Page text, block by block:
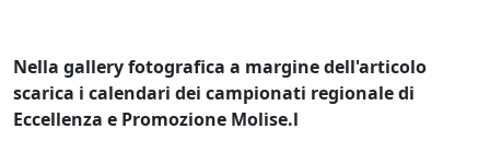
Nella gallery fotografica a margine dell'articolo
scarica i calendari dei campionati regionale di
Eccellenza e Promozione Molise.l